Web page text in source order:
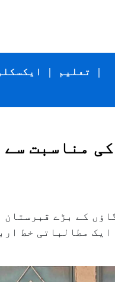
| تعلیم |
کی ۲۰؍ویں برسی
سے مالیگاؤں کے
مطالباتی خط